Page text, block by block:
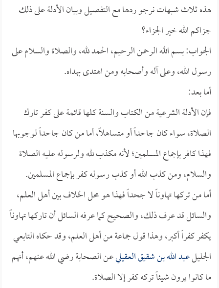
هذه ثلاث شبهات نرجو ردها مع التفصيل وبيان الأدلة على ذلك
جزاكم الله خير الجزاء؟
الجواب: بسم الله الرحمن الرحيم، الحمد لله، والصلاة والسلام على
رسول الله، وعلى آله وأصحابه ومن اهتدى بهداه.
أما بعد:
فإن الأدلة الشرعية من الكتاب والسنة كلها قائمة على كفر تارك
الصلاة، سواء كان جاحداً أو متساهلاً، أما من كان جاحداً لوجوبها
فهذا كافر بإجماع المسلمين؛ لأنه مكذب لله ولرسوله عليه الصلاة
والسلام، ومن كذب الله أو كذب رسوله كفر بإجماع المسلمين.
أما من تركها تهاوناً لا جحداً فهذا هو محل الخلاف بين أهل العلم،
والسائل قد عرف ذلك، والصحيح كما عرفه السائل أن تاركها تهاوناً
يكفر كفراً أكبر، وهذا قول جماعة من أهل العلم، وقد حكاه التابعي
الجليلعبد الله بن شقيق العقيليعن الصحابة رضي الله عنهم، أنهم
ما كانوا يرون شيئاً تركه كفر إلا الصلاة.